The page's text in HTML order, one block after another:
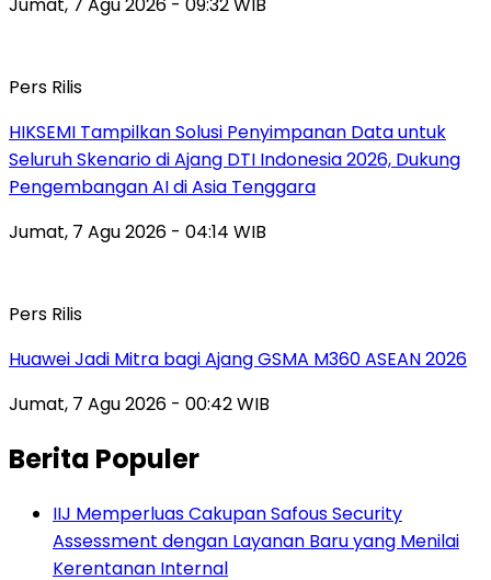
Pers Rilis
HIKSEMI Tampilkan Solusi Penyimpanan Data untuk
Seluruh Skenario di Ajang DTI Indonesia 2026, Dukung
Pengembangan AI di Asia Tenggara
Jumat, 7 Agu 2026 - 04:14 WIB
Pers Rilis
Huawei Jadi Mitra bagi Ajang GSMA M360 ASEAN 2026
Jumat, 7 Agu 2026 - 00:42 WIB
Berita Populer
IIJ Memperluas Cakupan Safous Security
Assessment dengan Layanan Baru yang Menilai
Kerentanan Internal